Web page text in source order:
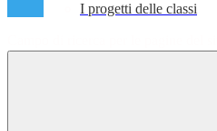
I progetti delle classi